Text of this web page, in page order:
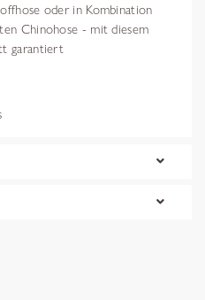
oder in Kombination
Chinohose - mit diesem
garantiert